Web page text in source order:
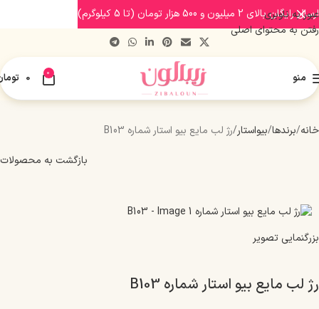
عبور به ناوبری
رفتن به محتوای اصلی
منو 0
0
خانه برندها بیواستار رژ لب مایع بیو استار شماره B103
بازگشت به محصولات
بزرگنمایی تصویر
رژ لب مایع بیو استار شماره B103
ارسال رایگان بالای 2 میلیون و 500 هزار تومان (تا 5 کیلوگرم)